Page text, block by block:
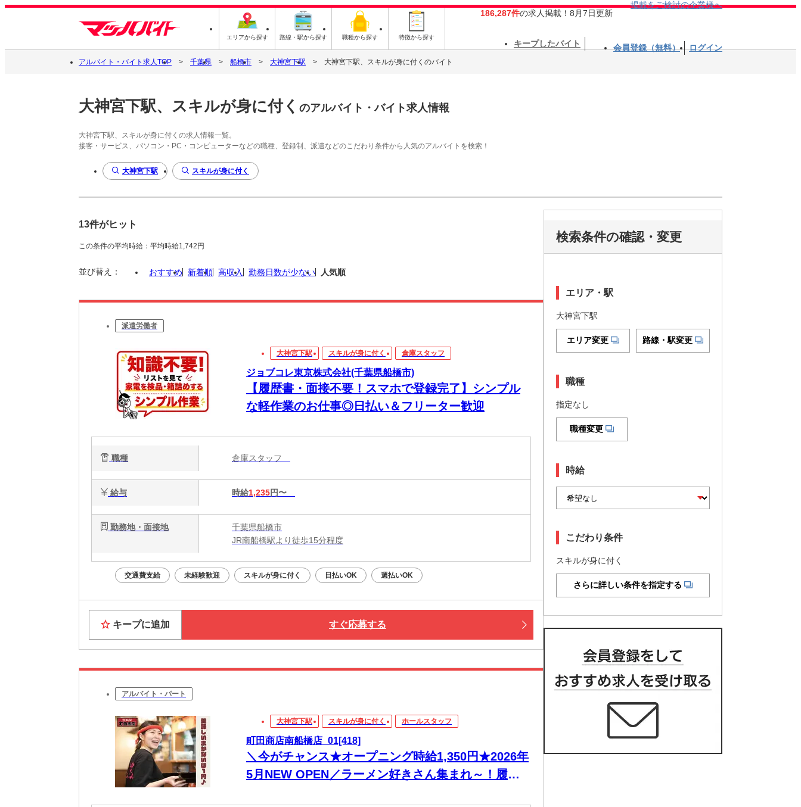
エリアから探す 路線・駅から探す 職種から探す 特徴から探す
186,287件の求人掲載！8月7日更新
掲載をご検討の企業様へ
キープしたバイト 会員登録（無料） ログイン
アルバイト・バイト求人TOP 千葉県 船橋市 大神宮下駅 大神宮下駅、スキルが身に付くのバイト
大神宮下駅、スキルが身に付く のアルバイト・バイト求人情報
大神宮下駅、スキルが身に付くの求人情報一覧。
接客・サービス、パソコン・PC・コンピューターなどの職種、登録制、派遣などのこだわり条件から人気のアルバイトを検索！
大神宮下駅 スキルが身に付く
13件がヒット
この条件の平均時給：平均時給1,742円
並び替え： おすすめ 新着順 高収入 勤務日数が少ない 人気順
派遣労働者
大神宮下駅 スキルが身に付く 倉庫スタッフ
ジョブコレ東京株式会社(千葉県船橋市)
【履歴書・面接不要！スマホで登録完了】シンプル
な軽作業のお仕事◎日払い＆フリーター歓迎
職種 倉庫スタッフ
給与 時給1,235円〜
勤務地・面接地
千葉県船橋市
JR南船橋駅より徒歩15分程度
交通費支給 未経験歓迎 スキルが身に付く 日払いOK 週払いOK
キープに追加 すぐ応募する
アルバイト・パート
大神宮下駅 スキルが身に付く ホールスタッフ
町田商店南船橋店_01[418]
＼今がチャンス★オープニング時給1,350円★2026年
5月NEW OPEN／ラーメン好きさん集まれ～！履歴
検索条件の確認・変更
エリア・駅
大神宮下駅
エリア変更 路線・駅変更
職種
指定なし
職種変更
時給
こだわり条件
スキルが身に付く
さらに詳しい条件を指定する